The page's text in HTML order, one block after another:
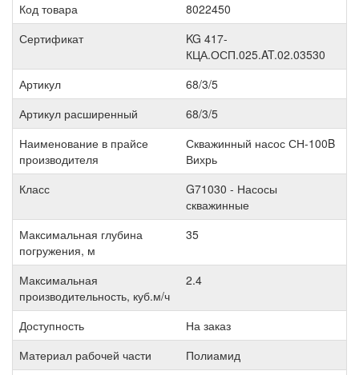
Код товара
8022450
Сертификат
KG 417-
КЦА.ОСП.025.AT.02.03530
Артикул
68/3/5
Артикул расширенный
68/3/5
Наименование в прайсе
производителя
Скважинный насос СН-100B
Вихрь
Класс
G71030 - Насосы
скважинные
Максимальная глубина
погружения, м
35
Максимальная
производительность, куб.м/ч
2.4
Доступность
На заказ
Материал рабочей части
Полиамид